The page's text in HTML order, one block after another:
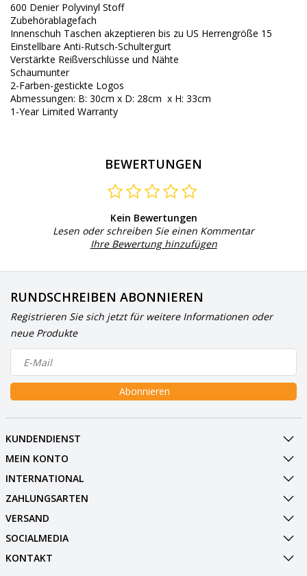
600 Denier Polyvinyl Stoff
Zubehörablagefach
Innenschuh Taschen akzeptieren bis zu US Herrengröße 15
Einstellbare Anti-Rutsch-Schultergurt
Verstärkte Reißverschlüsse und Nähte
Schaumunter
2-Farben-gestickte Logos
Abmessungen: B: 30cm x D: 28cm x H: 33cm
1 -Year Limited Warranty
BEWERTUNGEN
Kein Bewertungen
Lesen oder schreiben Sie einen Kommentar
Ihre Bewertung hinzufügen
RUNDSCHREIBEN ABONNIEREN
Registrieren Sie sich jetzt für weitere Informationen oder
neue Produkte
Abonnieren
KUNDENDIENST
MEIN KONTO
INTERNATIONAL
ZAHLUNGSARTEN
VERSAND
SOCIALMEDIA
KONTAKT